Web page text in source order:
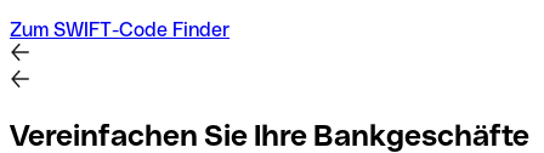
Zum SWIFT-Code Finder
Vereinfachen Sie Ihre Bankgeschäfte